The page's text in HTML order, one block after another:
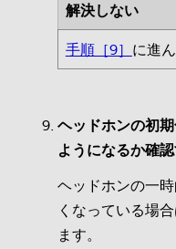
解決しない
手順［9］ に進
ヘッドホンの初
ようになるか確
ヘッドホンの一
くなっている場
ます。